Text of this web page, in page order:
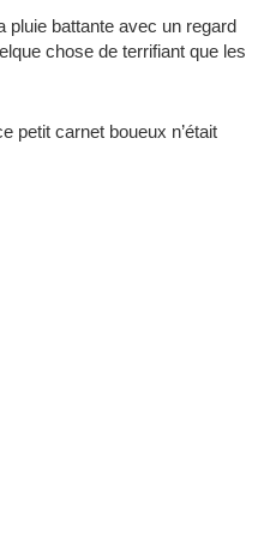
pluie battante avec un regard
chose de terrifiant que les
petit carnet boueux n’était